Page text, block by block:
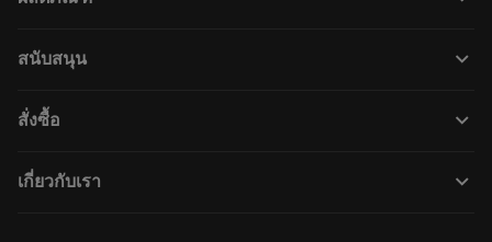
ซอฟต์แวร์ทั้งหมด
การรีไซเคิล
Tailor Made
สนับสนุน keyboard_arrow_down
ผู้จัดจำหน่ายและผู้เชี่ยวชาญ
คู่มือและบทช่วยสอน
สั่งซื้อ keyboard_arrow_down
สั่งซื้อ
เกี่ยวกับเรา keyboard_arrow_down